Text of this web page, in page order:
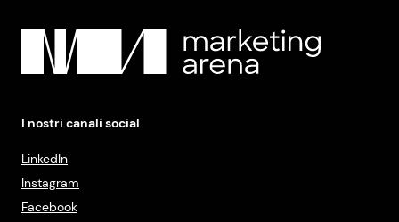
I nostri canali social
LinkedIn
Instagram
Facebook